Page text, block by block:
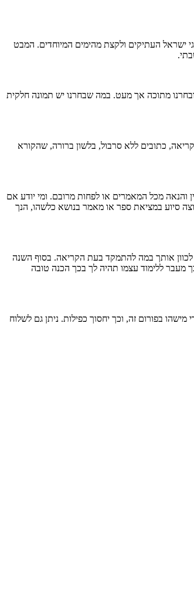
ישראל העתיקים ולקצת מהימים המיוחדים. המבט
מתוכה אך מעט. במה שבחרנו יש תמונה חלקית
כתובים ללא סרבול, בלשון ברורה, שהקורא
מכל המאמרים או לפחות מרובם. ומי יודע אם
סיוע במציאת ספר או מאמר בנושא כלשהו, הנך
אותך במה להתמקד בעת הקריאה. בסוף השנה
מעבר ללימוד עצמו תהיה לך בכך הכנה טובה
בפורום זה, וכך יחסוך כפילות. ניתן גם לשלוח